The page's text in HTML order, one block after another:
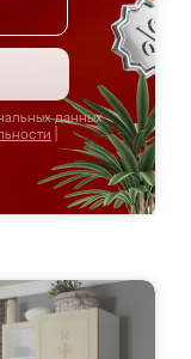
данных